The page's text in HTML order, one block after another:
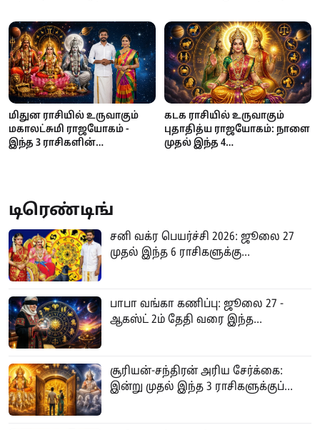
நம்பிக்கைகள்
மிதுன ராசியில் உருவாகும்
மகாலட்சுமி ராஜயோகம் -
இந்த 3 ராசிகளின்
கடக ராசியில் உருவாகும்
புதாதித்ய ராஜயோகம்: நாளை
முதல் இந்த 4
டிரெண்டிங்
சனி வக்ர பெயர்ச்சி 2026: ஜூலை 27
முதல் இந்த 6 ராசிகளுக்கு...
பாபா வங்கா கணிப்பு: ஜூலை 27 -
ஆகஸ்ட் 2ம் தேதி வரை இந்த...
சூரியன்-சந்திரன் அரிய சேர்க்கை:
இன்று முதல் இந்த 3 ராசிகளுக்குப்...